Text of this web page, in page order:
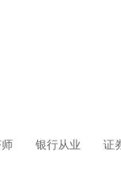
银行从业 证